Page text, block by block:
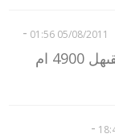
05/08/2011 01:56
-
ايه سعر الحديد الحقيقىهل 4900 ام
-